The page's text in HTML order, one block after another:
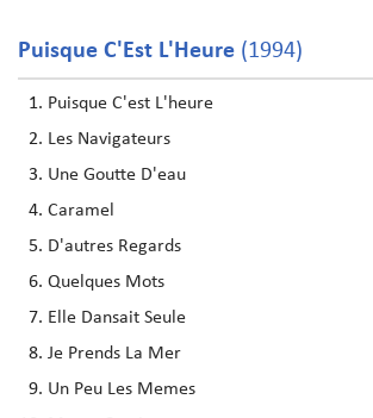
Puisque C'Est L'Heure (1994)
Puisque C'est L'heure
Les Navigateurs
Une Goutte D'eau
Caramel
D'autres Regards
Quelques Mots
Elle Dansait Seule
Je Prends La Mer
Un Peu Les Memes